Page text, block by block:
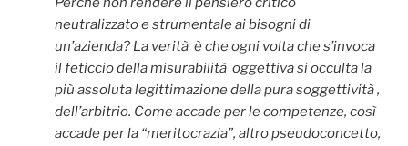
neutralizzato e strumentale ai bisogni di
un’azienda? La verità è che ogni volta che s’invoca
il feticcio della misurabilità oggettiva si occulta la
più assoluta legittimazione della pura soggettività ,
dell’arbitrio. Come accade per le competenze, così
accade per la “meritocrazia”, altro pseudoconcetto,